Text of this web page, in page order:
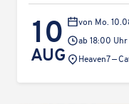
10
AUG
von Mo.
ab 18:00 Uhr
Heaven7 —